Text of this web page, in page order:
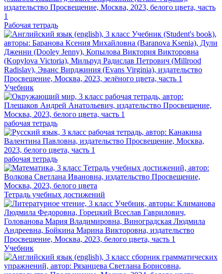
Рабочая тетрадь
Учебник
рабочая тетрадь
рабочая тетрадь
Тетрадь учебных достижений
Учебник